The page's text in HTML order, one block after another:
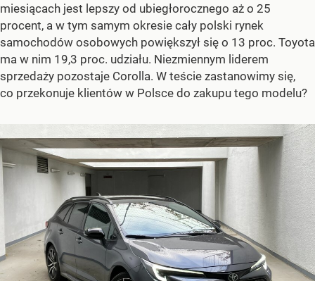
miesiącach jest lepszy od ubiegłorocznego aż o 25
procent, a w tym samym okresie cały polski rynek
samochodów osobowych powiększył się o 13 proc. Toyota
ma w nim 19,3 proc. udziału. Niezmiennym liderem
sprzedaży pozostaje Corolla. W teście zastanowimy się,
co przekonuje klientów w Polsce do zakupu tego modelu?